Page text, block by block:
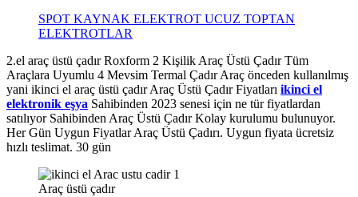
SPOT KAYNAK ELEKTROT UCUZ TOPTAN
ELEKTROTLAR
2.el araç üstü çadır Roxform 2 Kişilik Araç Üstü Çadır Tüm
Araçlara Uyumlu 4 Mevsim Termal Çadır Araç önceden kullanılmış
yani ikinci el araç üstü çadır Araç Üstü Çadır Fiyatları ikinci el
elektronik eşya Sahibinden 2023 senesi için ne tür fiyatlardan
satılıyor Sahibinden Araç Üstü Çadır Kolay kurulumu bulunuyor.
Her Gün Uygun Fiyatlar Araç Üstü Çadırı. Uygun fiyata ücretsiz
hızlı teslimat. 30 gün
Araç üstü çadır